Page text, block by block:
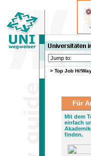
> Top Job
Für
Mit dem
einfach
finden.